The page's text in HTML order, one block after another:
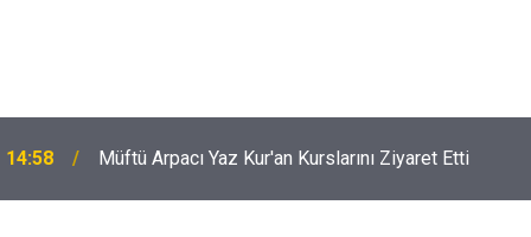
14:58 Müftü Arpacı Yaz Kur'an Kurslarını Ziyaret Etti